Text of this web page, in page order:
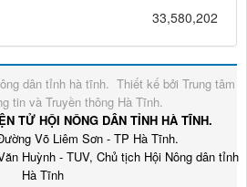
33,580,202
dân tỉnh hà tĩnh. Thiết kế bởi Trung tâm
tin và Truyền thông Hà Tĩnh.
TỬ HỘI NÔNG DÂN TỈNH HÀ TĨNH.
Võ Liêm Sơn - TP Hà Tĩnh.
Huỳnh - TUV, Chủ tịch Hội Nông dân tỉnh
Hà Tĩnh